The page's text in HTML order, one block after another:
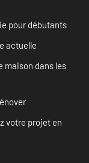
pour débutants
actuelle
maison dans les
votre projet en